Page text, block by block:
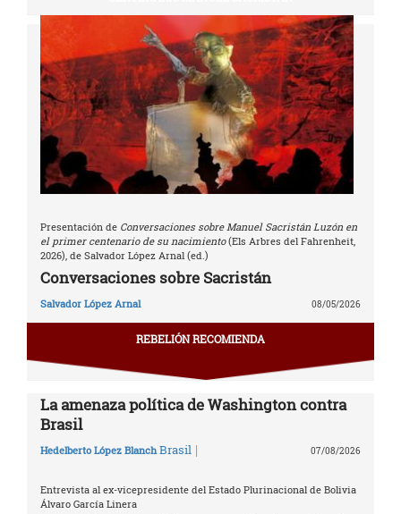
Presentación de Conversaciones sobre Manuel Sacristán Luzón en
el primer centenario de su nacimiento(Els Arbres del Fahrenheit,
2026), de Salvador López Arnal (ed.)
Conversaciones sobre Sacristán
Salvador López Arnal 08/05/2026
REBELIÓN RECOMIENDA
La amenaza política de Washington contra
Brasil
Hedelberto López Blanch Brasil | 07/08/2026
Entrevista al ex-vicepresidente del Estado Plurinacional de Bolivia
Álvaro García Linera